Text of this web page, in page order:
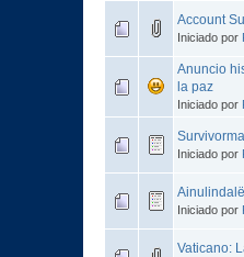
Account
Iniciado por
Anuncio
la paz
Iniciado por
Iniciado por
Iniciado por
Vaticano: